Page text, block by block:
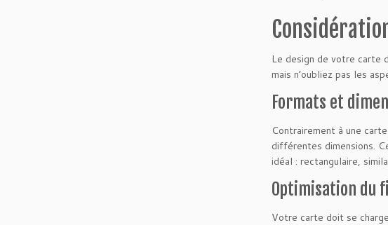
Le design de votre carte
mais n’oubliez pas les
Formats et
Contrairement à une
différentes dimensions.
idéal : rectangulaire,
Optimisation du
Votre carte doit se